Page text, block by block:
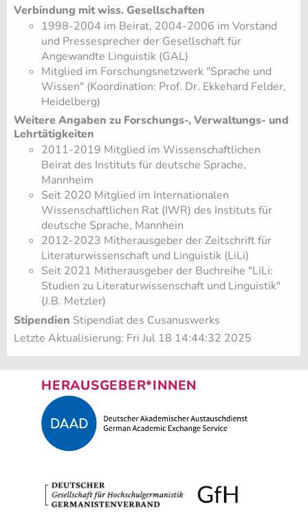
Verbindung mit wiss. Gesellschaften
1998-2004 im Beirat, 2004-2006 im Vorstand
und Pressesprecher der Gesellschaft für
Angewandte Linguistik (GAL)
Mitglied im Forschungsnetzwerk "Sprache und
Wissen" (Koordination: Prof. Dr. Ekkehard Felder,
Heidelberg)
Weitere Angaben zu Forschungs-, Verwaltungs- und
Lehrtätigkeiten
2011-2019 Mitglied im Wissenschaftlichen
Beirat des Instituts für deutsche Sprache,
Mannheim
Seit 2020 Mitglied im Internationalen
Wissenschaftlichen Rat (IWR) des Instituts für
deutsche Sprache, Mannhein
2012-2023 Mitherausgeber der Zeitschrift für
Literaturwissenschaft und Linguistik (LiLi)
Seit 2021 Mitherausgeber der Buchreihe "LiLi:
Studien zu Literaturwissenschaft und Linguistik"
(J.B. Metzler)
Stipendien Stipendiat des Cusanuswerks
Letzte Aktualisierung: Fri Jul 18 14:44:32 2025
HERAUSGEBER*INNEN